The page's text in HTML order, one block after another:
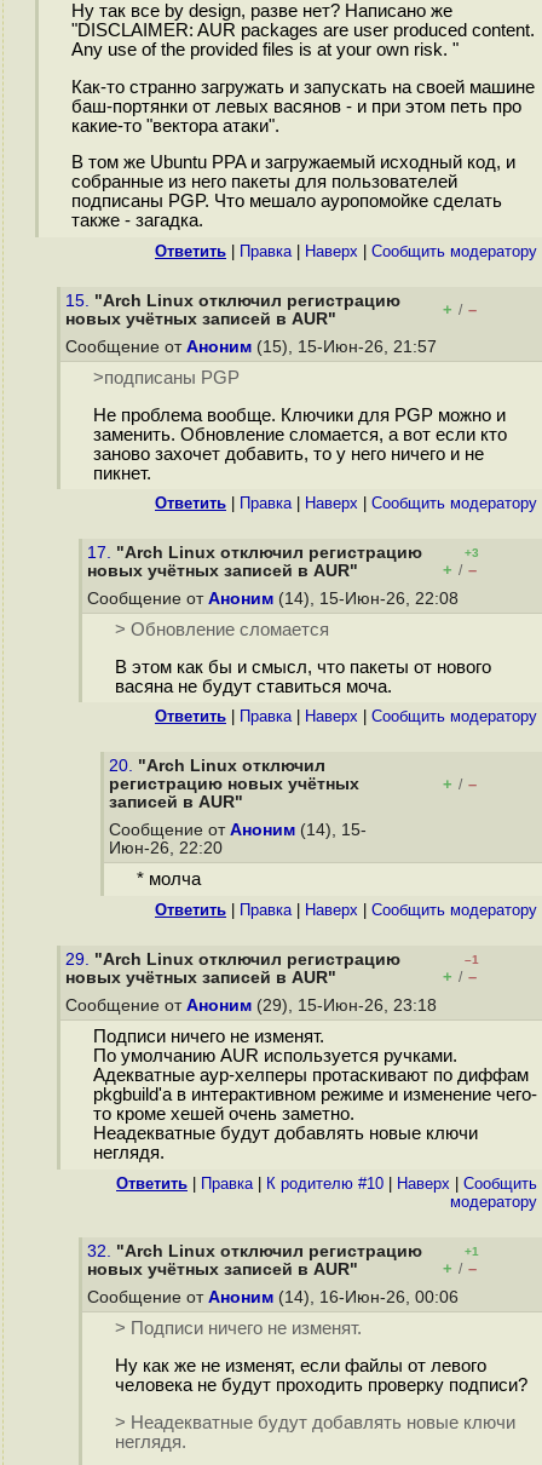
Ну так все by design, разве нет? Написано же
"DISCLAIMER: AUR packages are user produced content.
Any use of the provided files is at your own risk. "
Как-то странно загружать и запускать на своей машине
баш-портянки от левых васянов - и при этом петь про
какие-то "вектора атаки".
В том же Ubuntu PPA и загружаемый исходный код, и
собранные из него пакеты для пользователей
подписаны PGP. Что мешало ауропомойке сделать
также - загадка.
Ответить Правка| Наверх Cообщить модератору
15. "Arch Linux отключил регистрацию
новых учётных записей в AUR"
+ / –
Сообщение от Аноним (15), 15-Июн-26, 21:57
>подписаны PGP
Не проблема вообще. Ключики для PGP можно и
заменить. Обновление сломается, а вот если кто
заново захочет добавить, то у него ничего и не
пикнет.
Ответить Правка| Наверх Cообщить модератору
17. "Arch Linux отключил регистрацию
новых учётных записей в AUR"
+3
+ / –
Сообщение от Аноним (14), 15-Июн-26, 22:08
> Обновление сломается
В этом как бы и смысл, что пакеты от нового
васяна не будут ставиться моча.
Ответить Правка| Наверх Cообщить модератору
20. "Arch Linux отключил
регистрацию новых учётных
записей в AUR"
+ / –
Сообщение от Аноним (14), 15-
Июн-26, 22:20
* молча
Ответить Правка| Наверх Cообщить модератору
29. "Arch Linux отключил регистрацию
новых учётных записей в AUR"
–1
+ / –
Сообщение от Аноним (29), 15-Июн-26, 23:18
Подписи ничего не изменят.
По умолчанию AUR используется ручками.
Адекватные аур-хелперы протаскивают по диффам
pkgbuild'a в интерактивном режиме и изменение чего-
то кроме хешей очень заметно.
Неадекватные будут добавлять новые ключи
неглядя.
Ответить Правка| К родителю #10 Наверх
Cообщить
модератору
32. "Arch Linux отключил регистрацию
новых учётных записей в AUR"
+1
+ / –
Сообщение от Аноним (14), 16-Июн-26, 00:06
> Подписи ничего не изменят.
Ну как же не изменят, если файлы от левого
человека не будут проходить проверку подписи?
> Неадекватные будут добавлять новые ключи
неглядя.